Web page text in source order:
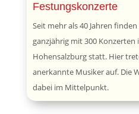
Festungskonzerte
Seit mehr als 40 Jahren
ganzjährig mit 300 Konzerten
Hohensalzburg statt. Hier
anerkannte Musiker auf. Die
dabei im Mittelpunkt.